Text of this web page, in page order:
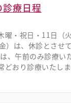
療日程
曜・祝日・11日（
）は、休診とさせ
、午前のみ診療い
どおり診療いたしま